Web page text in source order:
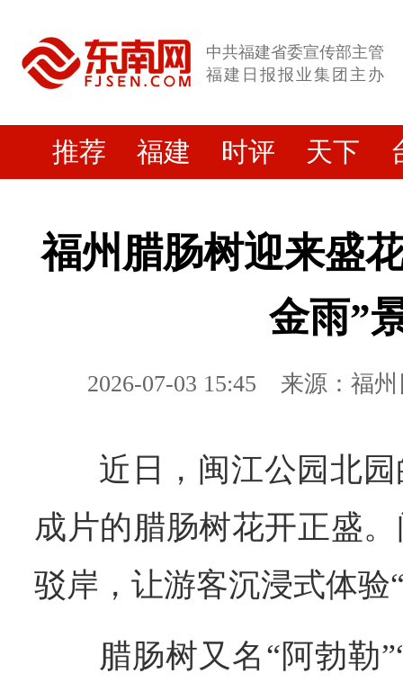
中共福建省委宣传部主管
福建日报报业集团主办
推荐 福建 时评 天下
福州腊肠树迎来盛
金雨”
2026-07-03 15:45 来源：福
近日，闽江公园北
成片的腊肠树花开正盛
驳岸，让游客沉浸式体验
腊肠树又名“阿勃勒